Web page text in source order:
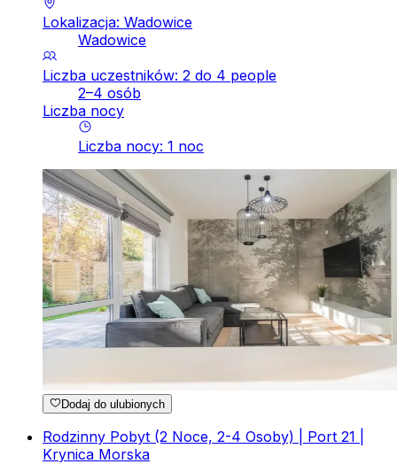
Lokalizacja: Wadowice
Wadowice
Liczba uczestników: 2 do 4 people
2–4 osób
Liczba nocy
Liczba nocy: 1 noc
Dodaj do ulubionych
Rodzinny Pobyt (2 Noce, 2-4 Osoby) | Port 21 |
Krynica Morska